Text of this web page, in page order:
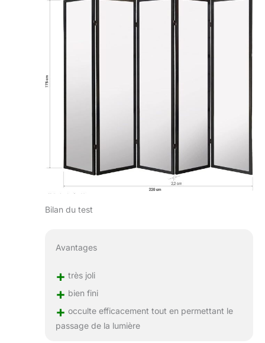
Bilan du test
Avantages
+ très joli
+ bien fini
+ occulte efficacement tout en permettant le
passage de la lumière